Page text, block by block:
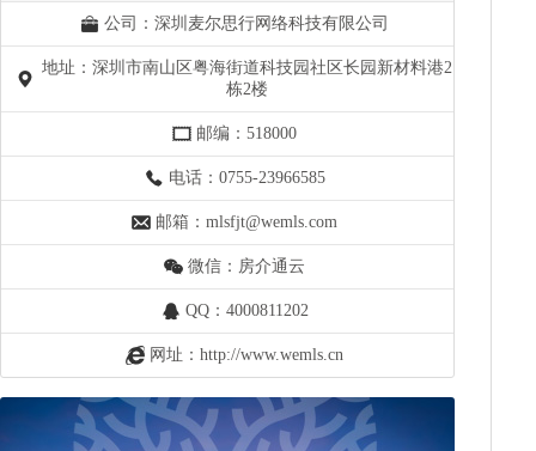
公司：深圳麦尔思行网络科技有限公司
地址：深圳市南山区粤海街道科技园社区长园新材料港2
栋2楼
邮编：518000
电话：0755-23966585
邮箱：mlsfjt@wemls.com
微信：房介通云
QQ：4000811202
网址：http://www.wemls.cn